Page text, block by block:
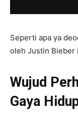
Seperti apa ya
oleh Justin Bieber
Wujud
Gaya